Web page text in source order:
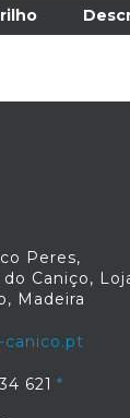
Peres,
Caniço,
Madeira
canico.pt
621